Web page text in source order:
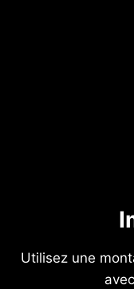
Utilisez une